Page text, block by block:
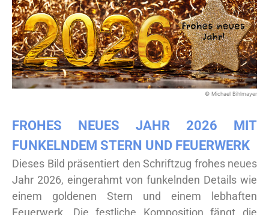
© Michael Bihlmayer
FROHES NEUES JAHR 2026 MIT
FUNKELNDEM STERN UND FEUERWERK
Dieses Bild präsentiert den Schriftzug frohes neues
Jahr 2026, eingerahmt von funkelnden Details wie
einem goldenen Stern und einem lebhaften
Feuerwerk. Die festliche Komposition fängt die